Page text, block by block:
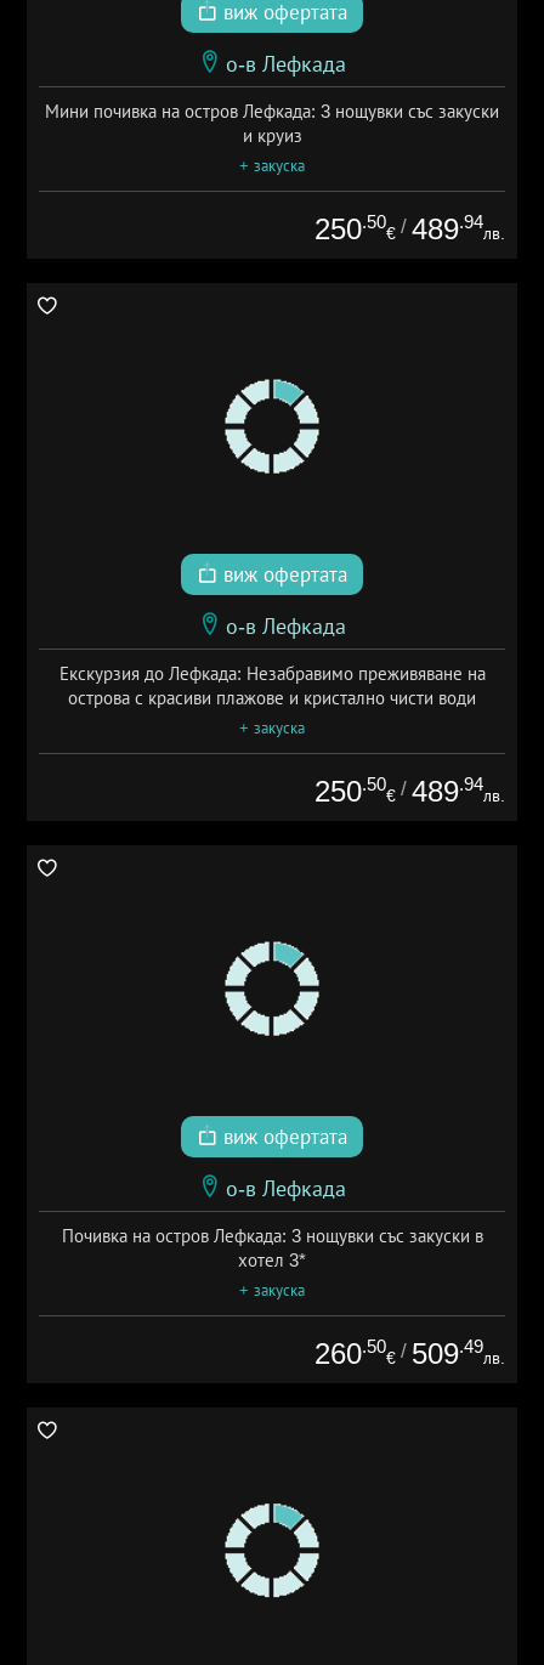
виж офертата
о-в Лефкада
Мини почивка на остров Лефкада: 3 нощувки със закуски
и круиз
+ закуска
250.50
€ / 489.94
лв.
виж офертата
о-в Лефкада
Екскурзия до Лефкада: Незабравимо преживяване на
острова с красиви плажове и кристално чисти води
+ закуска
250.50
€ / 489.94
лв.
виж офертата
о-в Лефкада
Почивка на остров Лефкада: 3 нощувки със закуски в
хотел 3*
+ закуска
260.50
€ / 509.49
лв.